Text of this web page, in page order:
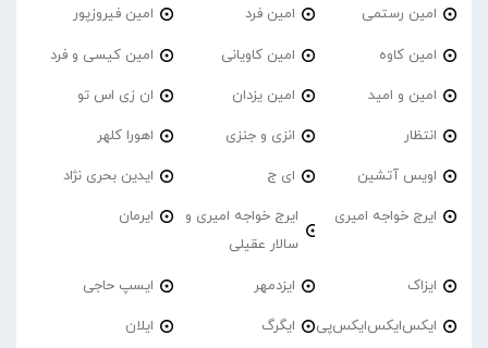
امین رستمی امین فرد امین فیروزپور
امین کاوه امین کاویانی امین کیسی و فرد
امین و امید امین یزدان ان زی اس تو
انتظار انزی و جنزی اهورا کلهر
اویس آتشین ای ج ایدین بحری نژاد
ایرج خواجه امیری
ایرج خواجه امیری و
سالار عقیلی
ایرمان
ایزاک ایزدمهر ایسپ حاجی
ایکس‌ایکس‌ایکس‌پی ایگرگ ایلان